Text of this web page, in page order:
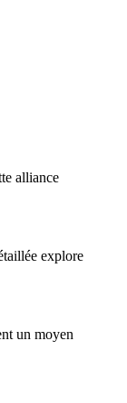
alliance
explore
un moyen